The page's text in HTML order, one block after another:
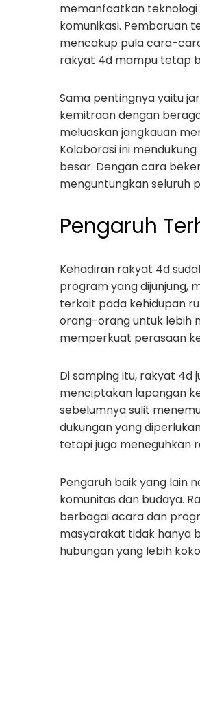
memanfaatkan
komunikasi. Pembaruan
mencakup pula cara-
rakyat 4d mampu tetap
Sama pentingnya yaitu
kemitraan dengan
meluaskan jangkauan
Kolaborasi ini
besar. Dengan cara
menguntungkan seluruh
Pengaruh
Kehadiran rakyat 4d
program yang dijunjung,
terkait pada kehidupan
orang-orang untuk lebih
memperkuat perasaan
Di samping itu, rakyat 4d
menciptakan lapangan
sebelumnya sulit
dukungan yang
tetapi juga meneguhkan
Pengaruh baik yang lain
komunitas dan budaya.
berbagai acara dan
masyarakat tidak hanya
hubungan yang lebih